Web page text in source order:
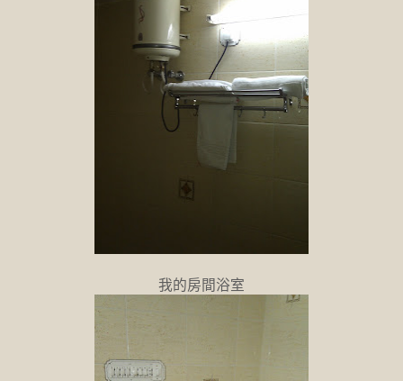
我的房間浴室